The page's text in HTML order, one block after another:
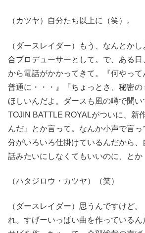
（カツヤ）自分たち以上に（笑）。
（ダースレイダー）もう、なんとか
合プロデューサーとして。で、ある
から電話がかかってきて。『何やっ
普通に・・・』『ちょっとさ、秘密の
ほしいんだよ。ダースも風の噂で聞い
TOJIN BATTLE ROYALがついに、新
んだ』とか言って。なんか小声で言
分がいろいろ仕掛けているんだから
話みたいにしなくてもいいのに、とか
（ハタジロウ・カツヤ）（笑）
（ダースレイダー）思うんですけど。
れ。すげーいっぱい曲を作っている